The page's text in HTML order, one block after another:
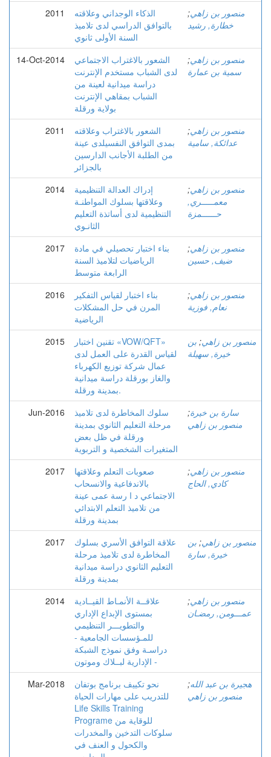
2011
الذكاء الوجداني وعلاقته
بالتوافق الدراسي لدى تلاميذ
السنة الأولى ثانوي
منصور بن زاهي;
خطارة, رشید
14-Oct-2014
الشعور بالاغتراب الاجتماعي
لدى الشباب مستخدم الإنترنت
دراسة ميدانية لعينة من
الشباب بمقاهي الإنترنت
بولاية ورقلة
منصور بن زاهي;
سمية بن عمارة
2011
الشعور بالاغتراب وعلاقته
بمدى التوافق النفسيلدى عينة
من الطلبة الأجانب الدارسين
بالجزائر
منصور بن زاهي;
عدائكة, سامية
2014
إدراك العدالة التنظيمية
وعلاقتها بسلوك المواطنـة
التنظيمية لدى أساتذة التعليم
الثانـوي
منصور بن زاهي;
معمـــــري,
حــــــمزة
2017
بناء اختبار تحصيلي في مادة
الرياضيات لتلاميذ السنة
الرابعة متوسط
منصور بن زاهي;
ضيف, حسين
2016
بناء اختبار لقياس التفكير
المرن في حل المشكلات
الرياضية
منصور بن زاهي;
نعام, فوزية
2015
تقنين اختبار «VOW/QFT»
لقياس القدرة على العمل لدى
عمال شركة توزيع الكهرباء
والغاز بورقلة دراسة ميدانية
بمدينة ورقلة.
منصور بن زاهي; بن
خيرة, سهيلة
Jun-2016
سلوك المخاطرة لدى تلاميذ
مرحلة التعليم الثانوي بمدينة
ورقلة في ظل بعض
المتغيرات الشخصية و التربوية
سارة بن خيرة;
منصور بن زاهي
2017
صعوبات التعلم وعلاقتها
بالاندفاعية والانسحاب
الاجتماعي د ا رسة عمى عينة
من تلاميذ التعلم الابتدائي
بمدينة ورقلة
منصور بن زاهي;
كادي, الحاج
2017
علاقة التوافق الأسري بسلوك
المخاطرة لدى تلاميذ مرحلة
التعليم الثانوي دراسة ميدانية
بمدينة ورقلة
منصور بن زاهي; بن
خيرة, سارة
2014
علاقــة الأنمـاط القيــادية
بمستوى الإبداع الإداري
والتطويـــر التنظيمي
للمـؤسسات الجامعية -
دراسـة وفق نموذج الشبكة
الإدارية لبــلاك وموتون -
منصور بن زاهي;
عمـــومن, رمضـان
Mar-2018
نحو تكييف برنامج بوتفان
للتدريب على مهارات الحياة
Life Skills Training
Programe للوقاية من
سلوكات التدخين والمخدرات
والكحول و العنف في
هجيرة بن عبد الله;
منصور بن زاهي